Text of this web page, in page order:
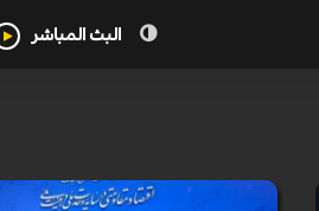
البث المباشر